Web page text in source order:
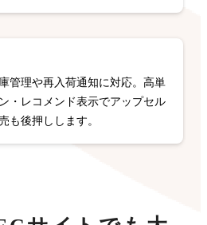
管理や再入荷通知に対応。高単
・レコメンド表示でアップセル
も後押しします。